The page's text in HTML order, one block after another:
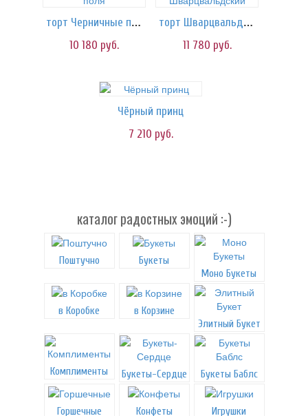
торт Черничные поля
10 180 руб.
торт Шварцвальдский
11 780 руб.
Чёрный принц
7 210 руб.
каталог радостных эмоций :-)
Поштучно
Букеты
Моно Букеты
в Коробке
в Корзине
Элитный Букет
Комплименты Букеты-Сердце Букеты Баблс
Горшечные Конфеты Игрушки